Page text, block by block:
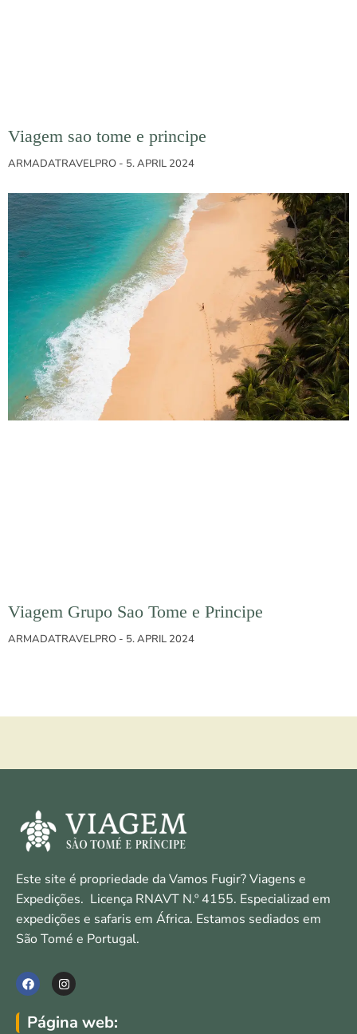
Viagem sao tome e principe
ARMADATRAVELPRO 5. APRIL 2024
Viagem Grupo Sao Tome e Principe
ARMADATRAVELPRO 5. APRIL 2024
Este site é propriedade da Vamos Fugir? Viagens e
Expedições. Licença RNAVT N.º 4155. Especializad em
expedições e safaris em África. Estamos sediados em
São Tomé e Portugal.
F
a
c
e
b
I
n
s
a
Página web: